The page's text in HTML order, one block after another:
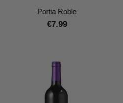
Portia Roble
€7.99